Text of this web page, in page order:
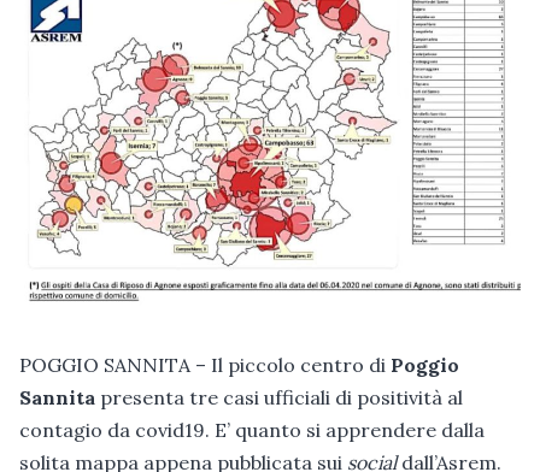
POGGIO SANNITA – Il piccolo centro di Poggio
Sannita presenta tre casi ufficiali di positività al
contagio da covid19. E’ quanto si apprendere dalla
solita mappa appena pubblicata sui socialdall’Asrem.